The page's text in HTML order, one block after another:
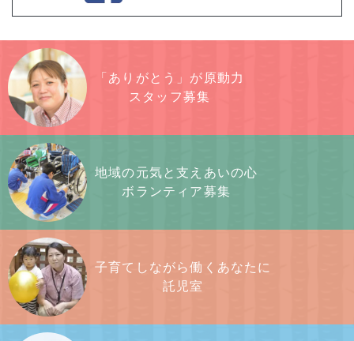
「ありがとう」が原動力
スタッフ募集
地域の元気と支えあいの心
ボランティア募集
子育てしながら働くあなたに
託児室